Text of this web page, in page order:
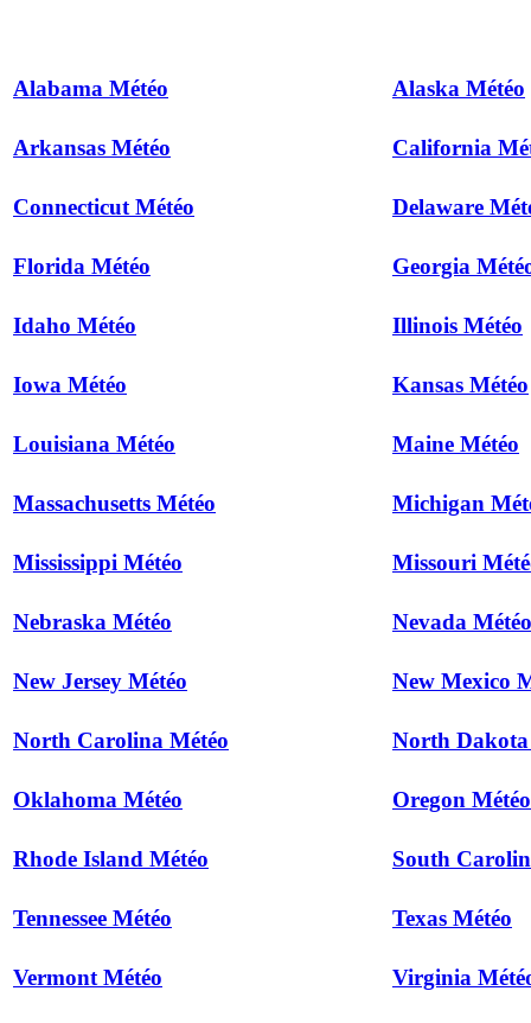
Alabama Météo Alaska Météo
Arkansas Météo California
Connecticut Météo Delaware
Florida Météo Georgia
Idaho Météo Illinois Météo
Iowa Météo Kansas Météo
Louisiana Météo Maine Météo
Massachusetts Météo Michigan
Mississippi Météo Missouri
Nebraska Météo Nevada Météo
New Jersey Météo New Mexico
North Carolina Météo North Dakota
Oklahoma Météo Oregon Météo
Rhode Island Météo South
Tennessee Météo Texas Météo
Vermont Météo Virginia